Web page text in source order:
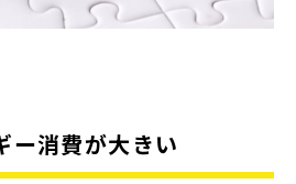
ー消費が大きい